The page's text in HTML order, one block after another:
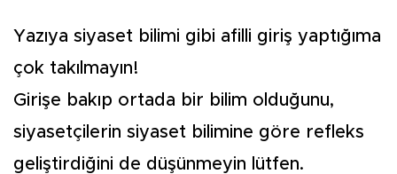
Yazıya siyaset bilimi gibi afilli giriş yaptığıma
çok takılmayın!
Girişe bakıp ortada bir bilim olduğunu,
siyasetçilerin siyaset bilimine göre refleks
geliştirdiğini de düşünmeyin lütfen.